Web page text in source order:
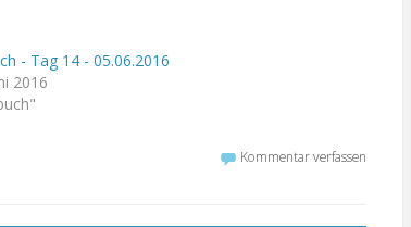
- Tag 14 - 05.06.2016
2016
Kommentar verfassen